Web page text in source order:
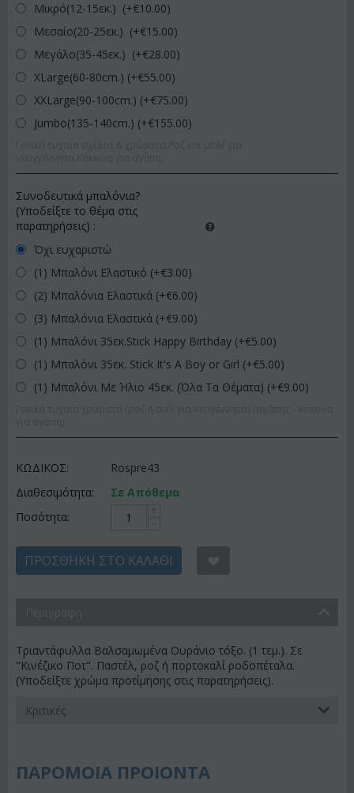
Μικρό(12-15εκ.) (+€10.00)
Μεσαίο(20-25εκ.) (+€15.00)
Μεγάλο(35-45εκ.) (+€28.00)
XLarge(60-80cm.) (+€55.00)
XXLarge(90-100cm.) (+€75.00)
Jumbo(135-140cm.) (+€155.00)
Συνοδευτικά μπαλόνια?
(Υποδείξτε το θέμα στις
παρατηρήσεις) :
Όχι ευχαριστώ
(1) Μπαλόνι Ελαστικό (+€3.00)
(2) Μπαλόνια Ελαστικά (+€6.00)
(3) Μπαλόνια Ελαστικά (+€9.00)
(1) Μπαλόνι 35εκ.Stick Happy Birthday (+€5.00)
(1) Μπαλόνι 35εκ. Stick It's A Boy or Girl (+€5.00)
(1) Μπαλόνι Με Ήλιο 45εκ. (Όλα Τα Θέματα) (+€9.00)
ΚΩΔΙΚΟΣ:
Rospre43
Διαθεσιμότητα:
Σε Απόθεμα
Ποσότητα:
ΠΡΟΣΘΉΚΗ ΣΤΟ ΚΑΛΆΘΙ
Τριαντάφυλλα Βαλσαμωμένα Ουράνιο τόξο. (1 τεμ.). Σε
"Κινέζικο Ποτ". Παστέλ, ροζ ή πορτοκαλί ροδοπέταλα.
(Υποδείξτε χρώμα προτίμησης στις παρατηρήσεις).
Κριτικές
ΠΑΡΟΜΟΙΑ ΠΡΟΙΟΝΤΑ